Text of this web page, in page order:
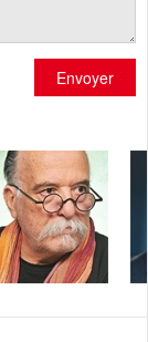
Envoyer